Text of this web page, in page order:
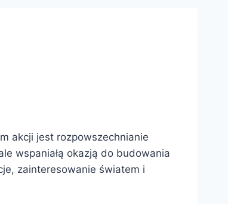
akcji jest rozpowszechnianie
wspaniałą okazją do budowania
zainteresowanie światem i